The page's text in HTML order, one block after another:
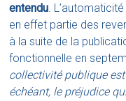
entendu.
en effet partie des
à la suite de la
fonctionnelle en
collectivité publique
échéant, le préjudice